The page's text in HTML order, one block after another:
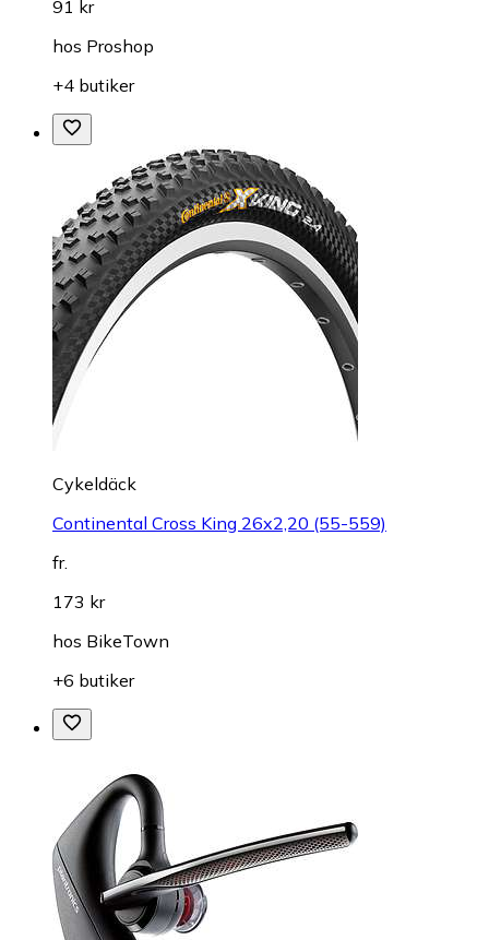
91 kr
hos Proshop
+4 butiker
Cykeldäck
Continental Cross King 26x2,20 (55-559)
fr.
173 kr
hos BikeTown
+6 butiker